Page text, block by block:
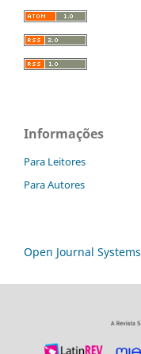
Informações
Para Leitores
Para Autores
Open Journal Systems